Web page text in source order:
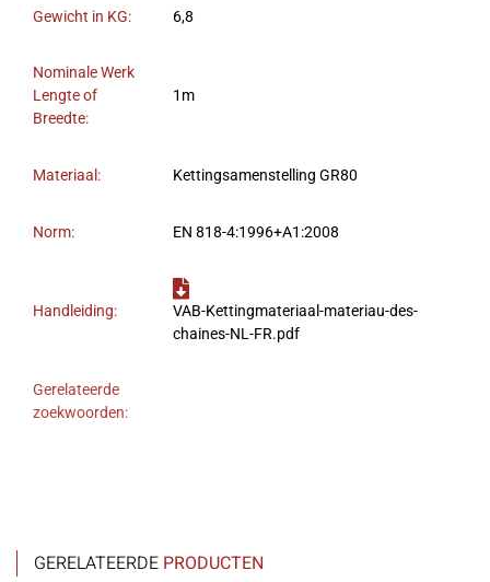
Gewicht in KG: 6,8
Nominale Werk
Lengte of
Breedte:
1m
Materiaal: Kettingsamenstelling GR80
Norm: EN 818-4:1996+A1:2008
Handleiding:
VAB-Kettingmateriaal-materiau-des-
chaines-NL-FR.pdf
Gerelateerde
zoekwoorden:
GERELATEERDE PRODUCTEN